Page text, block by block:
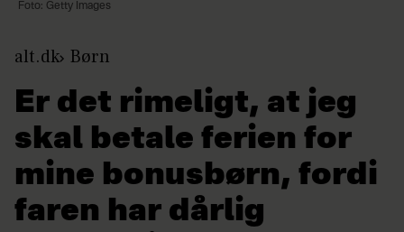
Foto: Getty Images
alt.dk Børn
Er det rimeligt, at jeg
skal betale ferien for
mine bonusbørn, fordi
faren har dårlig